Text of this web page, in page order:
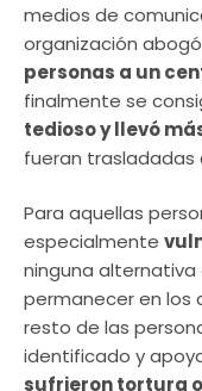
medios de
organización
personas a un
finalmente se
tedioso y llevó
fueran trasladadas
Para aquellas
especialmente
ninguna alternativa
permanecer en los
resto de las
identificado y
sufrieron tortura